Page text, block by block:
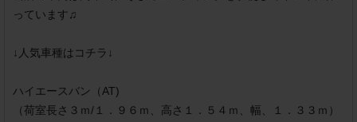
っています♫
↓人気車種はコチラ↓
ハイエースバン（AT)
（荷室長さ３ｍ/１．９６ｍ、高さ１．５４ｍ、幅、１．３３ｍ）